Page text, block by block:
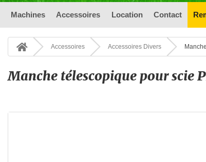
Machines Accessoires Location Contact
Accessoires Accessoires Divers
Manche télescopique pour scie